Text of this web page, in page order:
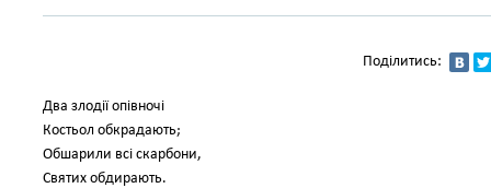
Поділитись:
Два злодії опівночі
Костьол обкрадають;
Обшарили всі скарбони,
Святих обдирають.